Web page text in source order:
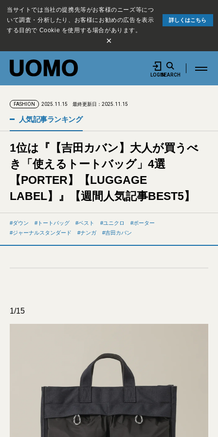
当サイトでは当社の提携先等がお客様のニーズ等につ
いて調査・分析したり、お客様にお勧めの広告を表示
する目的で Cookie を使用する場合があります。
詳しくはこちら
×
LOGINSEARCH
FASHION 2025.11.15 最終更新日：2025.11.15
人気記事ランキング
1位は『【吉田カバン】大人が買うべ
き「使えるトートバッグ」4選
【PORTER】【LUGGAGE
LABEL】』【週間人気記事BEST5】
ダウン トートバッグ ベスト ユニクロ
ポーター
ジャーナルスタンダード
ナンガ 吉田カバン
1/15